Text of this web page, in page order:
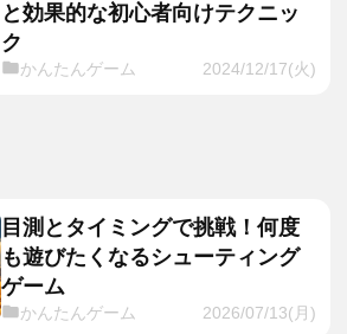
と効果的な初心者向けテクニッ
ク
かんたんゲーム 2024/12/17(火)
目測とタイミングで挑戦！何度
も遊びたくなるシューティング
ゲーム
かんたんゲーム 2026/07/13(月)